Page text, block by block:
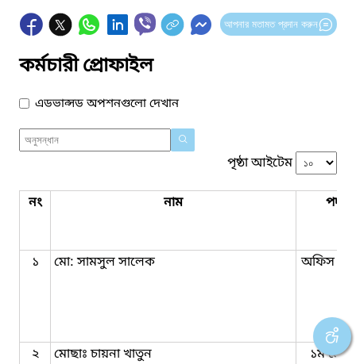
আপনার মতামত প্রদান করুন
কর্মচারী প্রোফাইল
এডভান্সড অপশনগুলো দেখান
পৃষ্ঠা আইটেম
নং নাম পদবি
১ মো: সামসুল সালেক অফিস
২ মোছাঃ চায়না খাতুন ১ম